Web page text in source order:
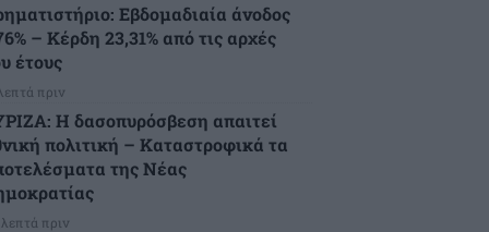
Εβδομαδιαία άνοδος
– Κέρδη 23,31% από τις αρχές
έτους
πριν
Η δασοπυρόσβεση απαιτεί
πολιτική – Καταστροφικά τα
της Νέας
πριν